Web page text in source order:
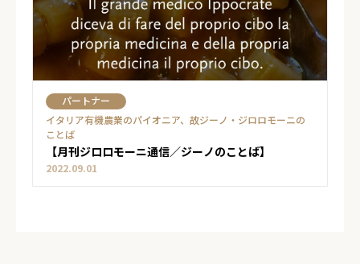
パートナー
イタリア有機農業のパイオニア、故ジーノ・ジロロモーニの
ことば
【月刊ジロロモーニ通信／ジーノのことば】
2022.09.01